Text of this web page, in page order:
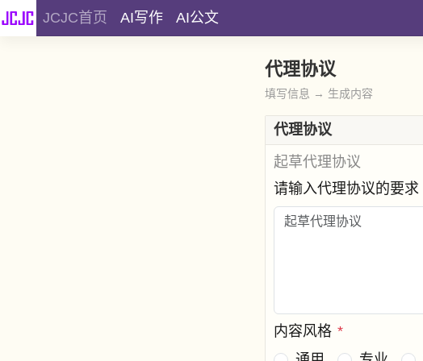
JCJC首页 AI写作 AI公文
代理协议
填写信息 → 生成内容
代理协议
起草代理协议
请输入代理协议的要求
内容风格 *